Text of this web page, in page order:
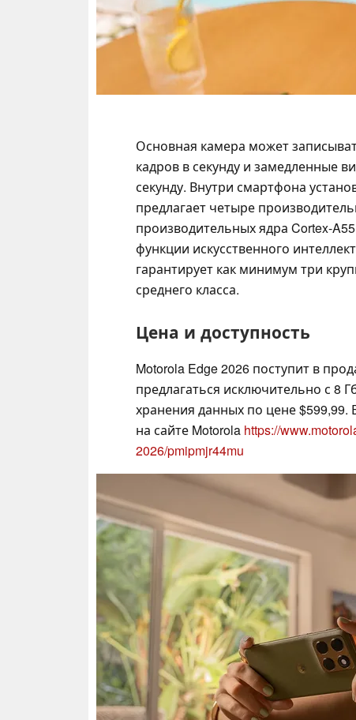
Основная камера может
кадров в секунду и замедленные
секунду. Внутри смартфона
предлагает четыре
производительных ядра Cortex-
функции искусственного
гарантирует как минимум три
среднего класса.
Цена и доступность
Motorola Edge 2026 поступит в
предлагаться исключительно с 8
хранения данных по цене
на сайте Motorola https://
2026/pmipmjr44mu